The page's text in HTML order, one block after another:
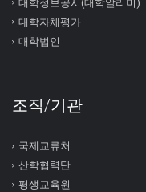
대학정보공시(대학알리미)
대학자체평가
대학법인
조직/기관
국제교류처
산학협력단
평생교육원